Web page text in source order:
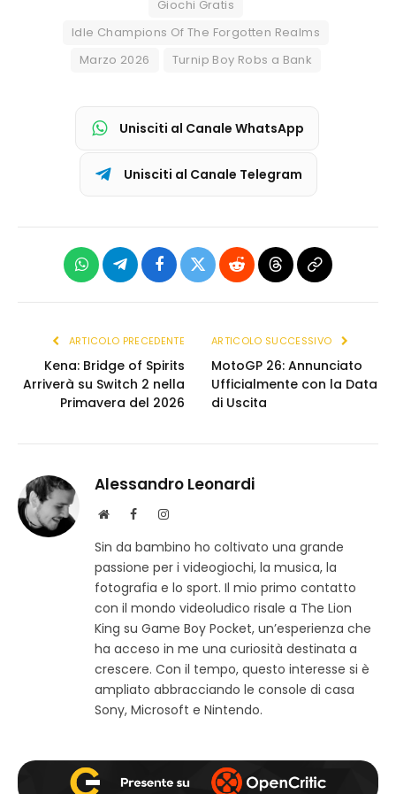
Giochi Gratis
Idle Champions Of The Forgotten Realms
Marzo 2026
Turnip Boy Robs a Bank
Unisciti al Canale WhatsApp
Unisciti al Canale Telegram
WhatsAppTelegramFacebook
X
Reddit ThreadsCopia
ARTICOLO PRECEDENTE
Kena: Bridge of Spirits
Arriverà su Switch 2 nella
Primavera del 2026
ARTICOLO SUCCESSIVO
MotoGP 26: Annunciato
Ufficialmente con la Data
di Uscita
Alessandro Leonardi
S
t
o
w
F
c
e
b
I
s
t
a
m
Sin da bambino ho coltivato una grande
passione per i videogiochi, la musica, la
fotografia e lo sport. Il mio primo contatto
con il mondo videoludico risale a The Lion
King su Game Boy Pocket, un’esperienza che
ha acceso in me una curiosità destinata a
crescere. Con il tempo, questo interesse si è
ampliato abbracciando le console di casa
Sony, Microsoft e Nintendo.